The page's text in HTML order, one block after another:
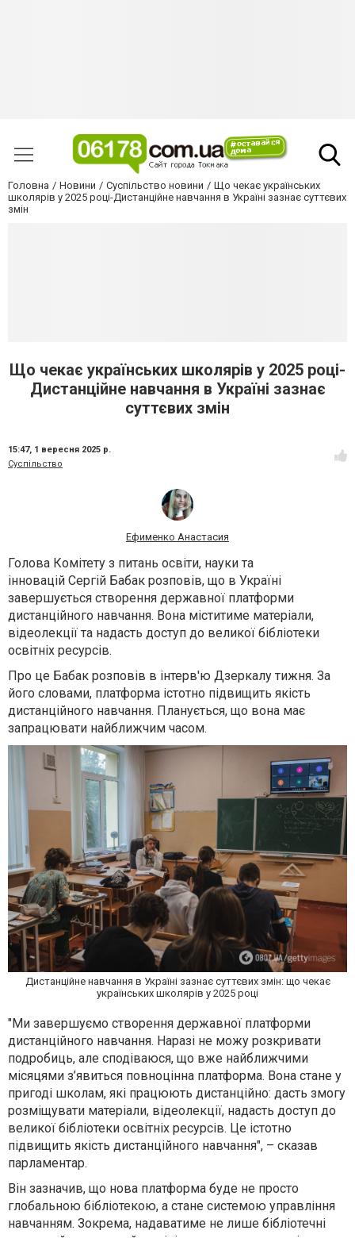
Головна Новини Суспільство новини
Що чекає українських
школярів у 2025 році-Дистанційне навчання в Україні зазнає суттєвих
змін
Що чекає українських школярів у 2025 році-
Дистанційне навчання в Україні зазнає
суттєвих змін
15:47, 1 вересня 2025 р.
Суспільство
Ефименко Анастасия
Голова Комітету з питань освіти, науки та
інновацій Сергій Бабак розповів, що в Україні
завершується створення державної платформи
дистанційного навчання. Вона міститиме матеріали,
відеолекції та надасть доступ до великої бібліотеки
освітніх ресурсів.
Про це Бабак розповів в інтерв'ю Дзеркалу тижня. За
його словами, платформа істотно підвищить якість
дистанційного навчання. Планується, що вона має
запрацювати найближчим часом.
Дистанційне навчання в Україні зазнає суттєвих змін: що чекає
українських школярів у 2025 році
"Ми завершуємо створення державної платформи
дистанційного навчання. Наразі не можу розкривати
подробиць, але сподіваюся, що вже найближчими
місяцями з’явиться повноцінна платформа. Вона стане у
пригоді школам, які працюють дистанційно: дасть змогу
розміщувати матеріали, відеолекції, надасть доступ до
великої бібліотеки освітніх ресурсів. Це істотно
підвищить якість дистанційного навчання", – сказав
парламентар.
Він зазначив, що нова платформа буде не просто
глобальною бібліотекою, а стане системою управління
навчанням. Зокрема, надаватиме не лише бібліотечні